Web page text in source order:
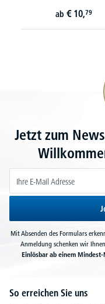
ab € 10,79
Jetzt zum
Mit Absenden des Formulars
Anmeldung schenken wir
Einlösbar ab einem
So erreichen Sie uns